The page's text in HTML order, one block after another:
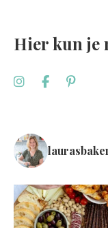
Hier kun je